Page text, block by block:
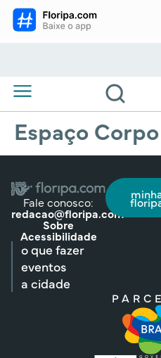
Espaço Corpo
Fale conosco:
redacao@floripa.com
Sobre
Acessibilidade
o que fazer
eventos
a cidade